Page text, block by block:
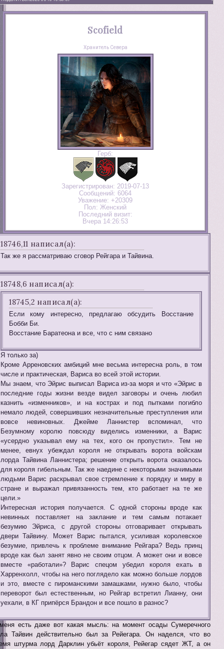
Scofield
Хранитель Севера
Герб:
Зарегистрирован: 2019-07-13
Сообщений: 6064
Уважение: +20309
Пол: Женский
Последний визит:
Вчера 14:26:53
18746,11 написал(а):
Так же я рассматриваю сговор Рейгара и Тайвина.
18748,6 написал(а):
18745,2 написал(а):
Если кому интересно, предлагаю обсудить Восстание
Бобби Би.
Восстание Баратеона и все, что с ним связано
Я только за)
Кроме Арреновских амбиций мне весьма интересна роль, в том
числе и практическая, Вариса во всей этой истории.
Мы знаем, что Эйрис выписал Вариса из-за моря и что «Эйрис в
последние годы жизни везде видел заговоры и очень любил
казнить «изменников», и на кострах и под пытками погибло
немало людей, совершивших незначительные преступления или
вовсе невиновных. Джейме Ланнистер вспоминал, что
Безумному королю повсюду виделись изменники, а Варис
«усердно указывал ему на тех, кого он пропустил». Тем не
менее, евнух убеждал короля не открывать ворота войскам
лорда Тайвина Ланнистера; решение открыть ворота оказалось
для короля гибельным. Так же наедине с некоторыми значимыми
людьми Варис раскрывал свое стремление к порядку и миру в
стране и выражал привязанность тем, кто работает на те же
цели.»
Интересная история получается. С одной стороны вроде как
невинных поставляет на заклание и тем самым потакает
безумию Эйриса, с другой стороны отговаривает открывать
двери Тайвину. Может Варис пытался, усиливая королевское
безумие, привлечь к проблеме внимание Рейгара? Ведь принц
вроде как был занят явно не своим отцом. А может они и вовсе
вместе «работали»? Варис спецом убедил короля ехать в
Харренхолл, чтобы на него поглядело как можно больше лордов
и это, вместе с пироманскими замашками, нужно было, чтобы
переворот был естественным, но Рейгар встретил Лианну, они
уехали, в КГ припёрся Брандон и все пошло в разнос?
есть даже вот какая мысль: на момент осады Сумеречного
Тайвин действительно был за Рейегара. Он наделся, что во
штурма лорд Дарклин убьёт короля, Рейегар сядет ЖТ, а он